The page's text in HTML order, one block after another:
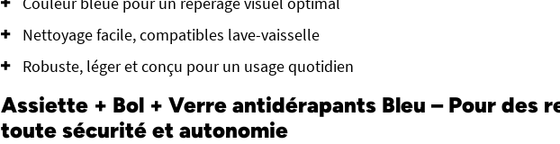
Nettoyage facile, compatibles lave-vaisselle
Robuste, léger et conçu pour un usage quotidien
Assiette + Bol + Verre antidérapants Bleu – Pour des
toute sécurité et autonomie